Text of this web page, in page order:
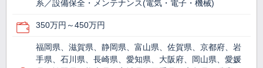
系／設備保全・メンテナンス(電気・電子・機械)
350万円～450万円
福岡県、滋賀県、静岡県、富山県、佐賀県、京都府、岩
手県、石川県、長崎県、愛知県、大阪府、岡山県、愛媛